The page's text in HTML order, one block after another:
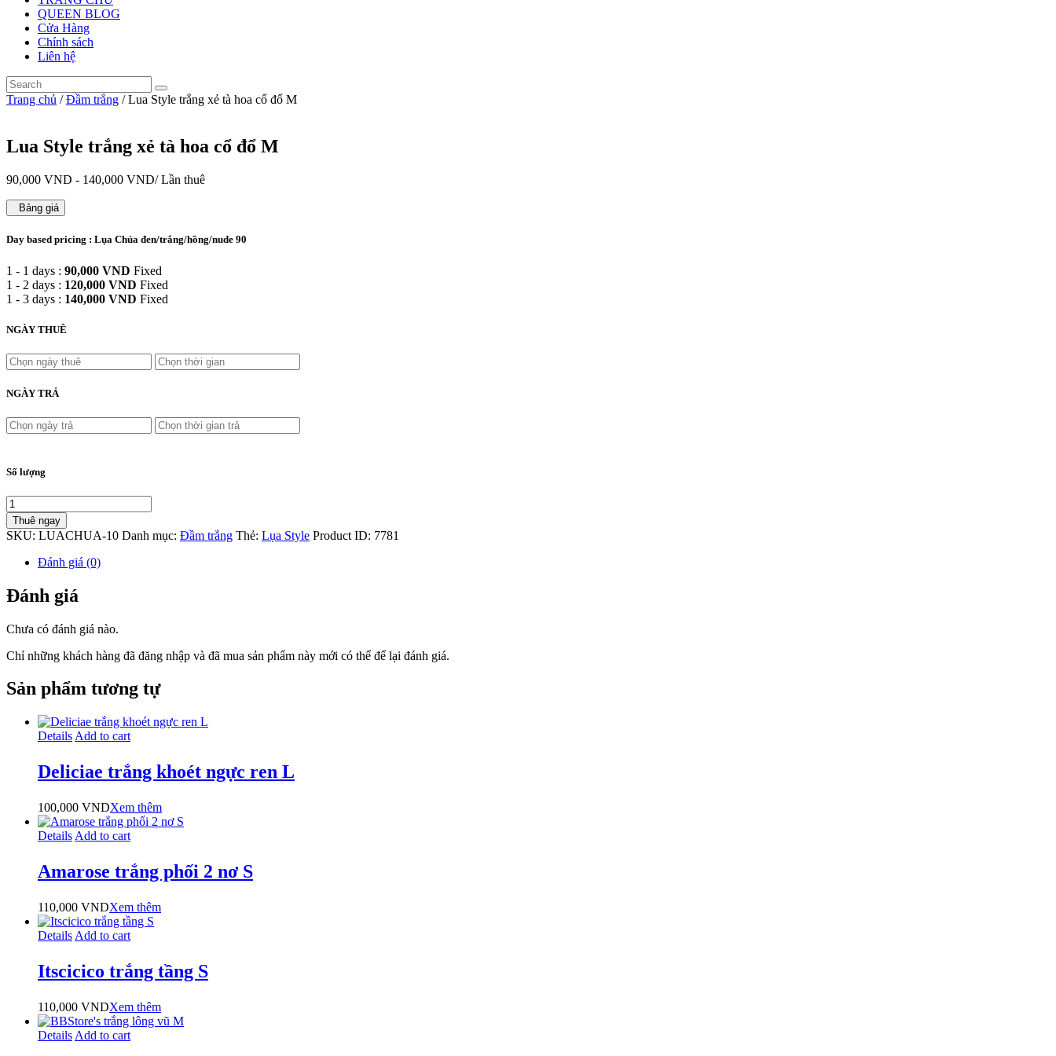
QUEEN BLOG
Cửa Hàng
Chính sách
Liên hệ
Trang chủ /Đầm trắng / Lua Style trắng xẻ tà hoa cổ đổ M
Lua Style trắng xẻ tà hoa cổ đổ M
90,000 VND - 140,000 VND/ Lần thuê
Bảng giá
Day based pricing : Lụa Chúa đen/trắng/hồng/nude 90
1 - 1 days : 90,000 VND Fixed
1 - 2 days : 120,000 VND Fixed
1 - 3 days : 140,000 VND Fixed
NGÀY THUÊ
NGÀY TRẢ
Số lượng
Thuê ngay
SKU: LUACHUA-10 Danh mục: Đầm trắng Thẻ: Lụa Style Product ID: 7781
Đánh giá (0)
Đánh giá
Chưa có đánh giá nào.
Chỉ những khách hàng đã đăng nhập và đã mua sản phẩm này mới có thể để lại đánh giá.
Sản phẩm tương tự
Details Add to cart
Deliciae trắng khoét ngực ren L
100,000 VNDXem thêm
Details Add to cart
Amarose trắng phối 2 nơ S
110,000 VNDXem thêm
Details Add to cart
Itscicico trắng tầng S
110,000 VNDXem thêm
Details Add to cart